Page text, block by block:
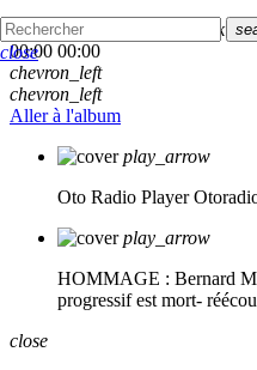
skip_previous
00:00 00:00
chevron_left
chevron_left
Aller à l'album
play_arrow
Oto Radio Player
play_arrow
HOMMAGE : Bernard
progressif est mort-
close
close